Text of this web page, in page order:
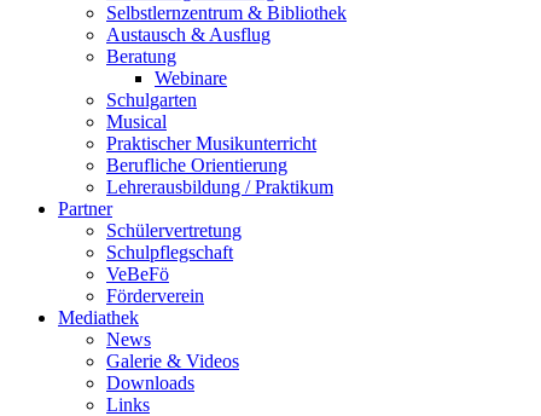
Selbstlernzentrum & Bibliothek
Austausch & Ausflug
Beratung
Webinare
Schulgarten
Musical
Praktischer Musikunterricht
Berufliche Orientierung
Lehrerausbildung / Praktikum
Partner
Schülervertretung
Schulpflegschaft
VeBeFö
Förderverein
Mediathek
News
Galerie & Videos
Downloads
Links